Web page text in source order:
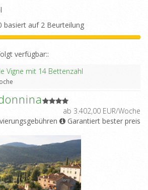
basiert auf 2 Beurteilung
verfügbar::
Vigne mit 14 Bettenzahl
ab 3.402,00 EUR/Woche
Garantiert bester preis